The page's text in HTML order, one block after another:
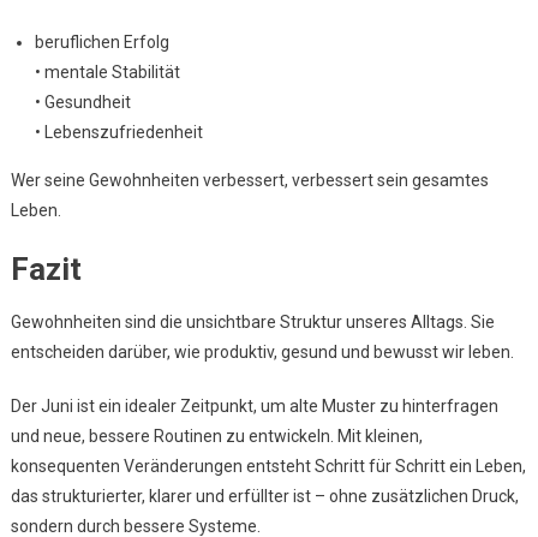
beruflichen Erfolg
• mentale Stabilität
• Gesundheit
• Lebenszufriedenheit
Wer seine Gewohnheiten verbessert, verbessert sein gesamtes
Leben.
Fazit
Gewohnheiten sind die unsichtbare Struktur unseres Alltags. Sie
entscheiden darüber, wie produktiv, gesund und bewusst wir leben.
Der Juni ist ein idealer Zeitpunkt, um alte Muster zu hinterfragen
und neue, bessere Routinen zu entwickeln. Mit kleinen,
konsequenten Veränderungen entsteht Schritt für Schritt ein Leben,
das strukturierter, klarer und erfüllter ist – ohne zusätzlichen Druck,
sondern durch bessere Systeme.